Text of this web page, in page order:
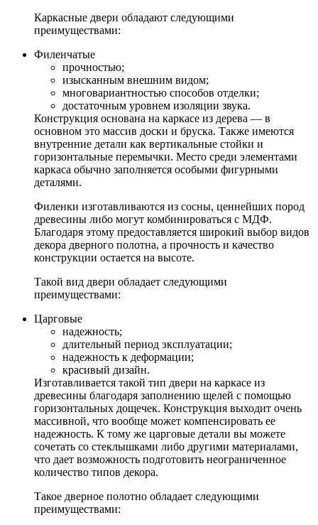
Каркасные двери обладают следующими
преимуществами:
Филенчатые
прочностью;
изысканным внешним видом;
многовариантностью способов отделки;
достаточным уровнем изоляции звука.
Конструкция основана на каркасе из дерева — в
основном это массив доски и бруска. Также имеются
внутренние детали как вертикальные стойки и
горизонтальные перемычки. Место среди элементами
каркаса обычно заполняется особыми фигурными
деталями.
Филенки изготавливаются из сосны, ценнейших пород
древесины либо могут комбинироваться с МДФ.
Благодаря этому предоставляется широкий выбор видов
декора дверного полотна, а прочность и качество
конструкции остается на высоте.
Такой вид двери обладает следующими
преимуществами:
Царговые
надежность;
длительный период эксплуатации;
надежность к деформации;
красивый дизайн.
Изготавливается такой тип двери на каркасе из
древесины благодаря заполнению щелей с помощью
горизонтальных дощечек. Конструкция выходит очень
массивной, что вообще может компенсировать ее
надежность. К тому же царговые детали вы можете
сочетать со стеклышками либо другими материалами,
что дает возможность подготовить неограниченное
количество типов декора.
Такое дверное полотно обладает следующими
преимуществами: